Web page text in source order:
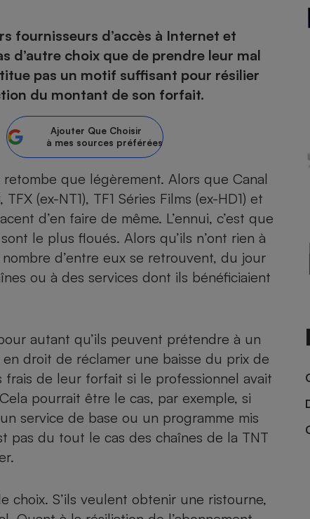
fournisseurs d’accès à Internet et
d’autre choix que de prendre leur mal
pas un motif suffisant pour résilier
du montant de son forfait.
Ajouter Que Choisir
à mes sources préférées
que légèrement. Alors que Canal
(ex-NT1), TF1 Séries Films (ex-HD1) et
d’en faire de même. L’ennui, c’est que
le plus floués. Alors qu’ils n’ont rien à
d’entre eux se retrouvent, du jour
ou à des services dont ils bénéficiaient
autant qu’ils peuvent prétendre à un
droit de réclamer une baisse du prix de
de leur forfait si le professionnel avait
pourrait être le cas, par exemple, si
service de base ou un programme mis
pas du tout le cas des chaînes de la TNT
choix. S’ils veulent obtenir une ristourne,
Foie gras
- Comment choisir une
de champagne
ligne
Lave-vaisselle
Ordinateur portable
Appareil photo
numérique
Poêle à granulés
Aide auditive
Crème solaire